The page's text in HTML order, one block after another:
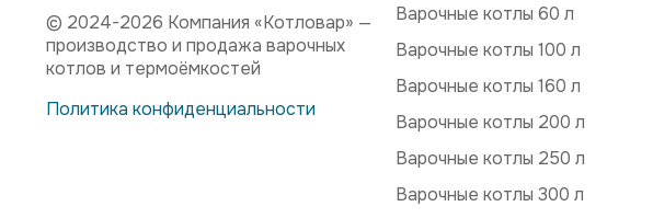
© 2024-2026 Компания «Котловар» —
производство и продажа варочных
котлов и термоёмкостей
Политика конфиденциальности
Варочные котлы 60 л
Варочные котлы 100 л
Варочные котлы 160 л
Варочные котлы 200 л
Варочные котлы 250 л
Варочные котлы 300 л